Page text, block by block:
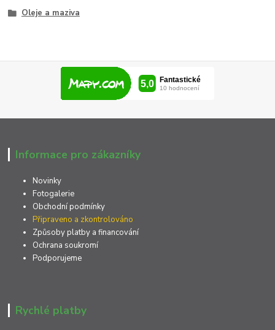
Oleje a maziva
Informace pro zákazníky
Novinky
Fotogalerie
Obchodní podmínky
Připraveno a zkontrolováno
Způsoby platby a financování
Ochrana soukromí
Podporujeme
Rychlé platby